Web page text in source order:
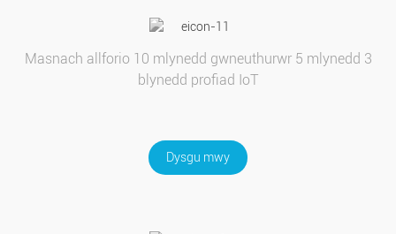
Masnach allforio 10 mlynedd gwneuthurwr 5 mlynedd 3
blynedd profiad IoT
Dysgu mwy